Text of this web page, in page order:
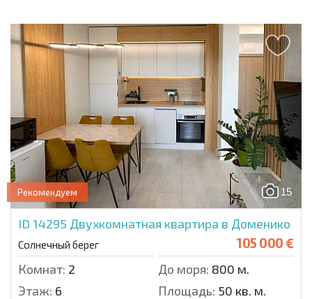
15
Рекомендуем
ID 14295 Двухкомнатная квартира в Доменико
Солнечный берег 105 000 €
Комнат: 2 До моря: 800 м.
Этаж: 6 Площадь: 50 кв. м.